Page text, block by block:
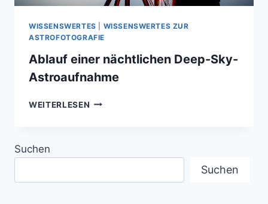
WISSENSWERTES
WISSENSWERTES ZUR
ASTROFOTOGRAFIE
Ablauf einer nächtlichen Deep-Sky-
Astroaufnahme
WEITERLESEN ABLAUF
Suchen
Suchen